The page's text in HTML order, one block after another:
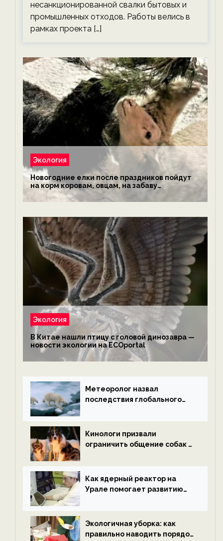
несанкционированной свалки бытовых и
промышленных отходов. Работы велись в
рамках проекта […]
Экология
Новогодние елки после праздников пойдут
на корм коровам, овцам, на забаву
обезьянам, львам и леопардам — новости
экологии на ECOportal
Экология
В Китае нашли птицу с головой динозавра —
новости экологии на ECOportal
Метеоролог назвал
последствия глобального
ECOportal
Кинологи призвали
ограничить общение собак с
ECOportal
Как ядерный реактор на
Урале помогает развитию
ECOportal
Экологичная уборка: как
правильно наводить порядок